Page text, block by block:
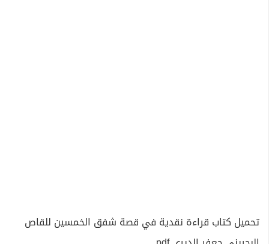
تحميل كتاب قراءة نقدية في قصة شفق الخمسين للقاص